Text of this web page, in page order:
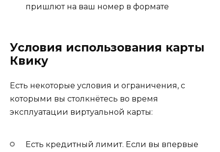
пришлют на ваш номер в формате
Условия использования карты
Квику
Есть некоторые условия и ограничения, с
которыми вы столкнётесь во время
эксплуатации виртуальной карты:
Есть кредитный лимит. Если вы впервые